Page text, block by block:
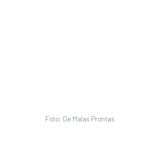
Foto: De Malas Prontas